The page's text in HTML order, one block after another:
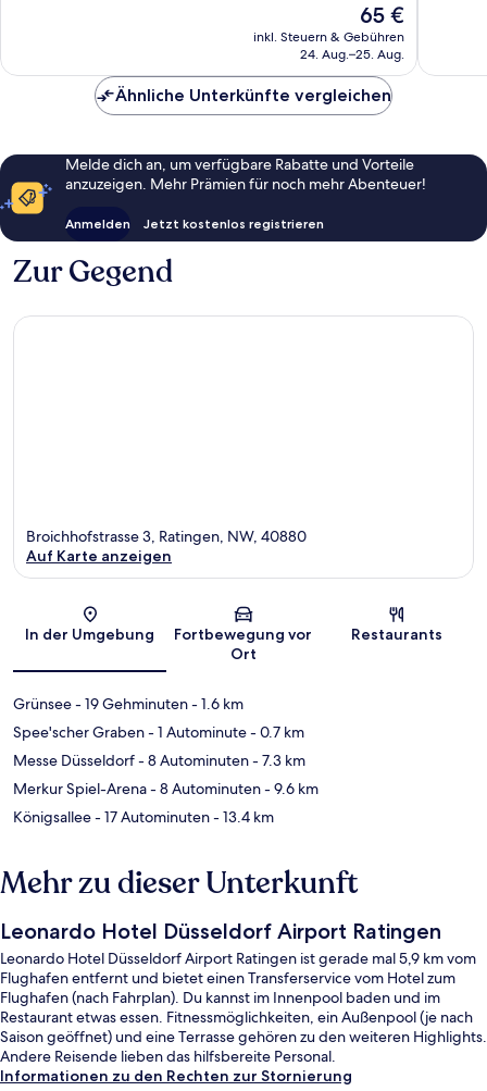
Der
Preis
beträgt
65 €
inkl. Steuern & Gebühren
24. Aug.–25. Aug.
Ähnliche Unterkünfte vergleichen
Melde dich an, um verfügbare Rabatte und Vorteile
anzuzeigen. Mehr Prämien für noch mehr Abenteuer!
Anmelden Jetzt kostenlos registrieren
Zur Gegend
Karte
Broichhofstrasse 3, Ratingen, NW, 40880
Auf Karte anzeigen
In der Umgebung
Fortbewegung vor
Ort
Restaurants
Grünsee- 19 Gehminuten- 1.6 km
Spee'scher Graben- 1 Autominute- 0.7 km
Messe Düsseldorf- 8 Autominuten- 7.3 km
Merkur Spiel-Arena- 8 Autominuten- 9.6 km
Königsallee- 17 Autominuten- 13.4 km
Mehr zu dieser Unterkunft
Leonardo Hotel Düsseldorf Airport Ratingen
Leonardo Hotel Düsseldorf Airport Ratingen ist gerade mal 5,9 km vom
Flughafen entfernt und bietet einen Transferservice vom Hotel zum
Flughafen (nach Fahrplan). Du kannst im Innenpool baden und im
Restaurant etwas essen. Fitnessmöglichkeiten, ein Außenpool (je nach
Saison geöffnet) und eine Terrasse gehören zu den weiteren Highlights.
Andere Reisende lieben das hilfsbereite Personal.
Informationen zu den Rechten zur Stornierung